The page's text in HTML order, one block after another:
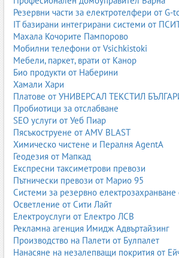
Резервни части за електротелфери от G-
IT базирани интегрирани системи от
Махала Кочорите Пампорово
Мобилни телефони от Vsichkistoki
Мебели, паркет, врати от Канор
Био продукти от Наберини
Хамали Хари
Платове от УНИВЕРСАЛ ТЕКСТИЛ
Пробиотици за отслабване
SEO услуги от Уеб Пиар
Пясъкоструене от AMV BLAST
Химическо чистене и Пералня AgentA
Геодезия от Мапкад
Експресни таксиметрови превози
Пътнически превози от Марио 95
Системи за резервно електрозахранване
Осветление от Сити Лайт
Електроуслуги от Електро ЛСВ
Рекламна агенция Имидж Адвъртайзинг
Производство на Палети от Булпалет
Нанасяне на незалепващи покрития от